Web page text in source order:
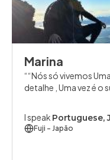
Marina
“Nós só vivemos
detalhe , Uma vez é o
I speak Portuguese,
Fuji - Japão